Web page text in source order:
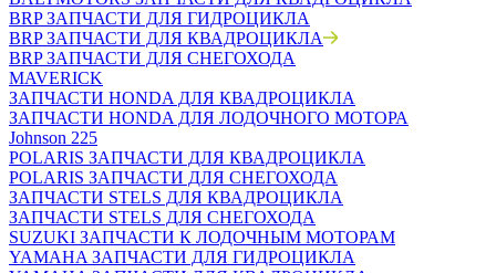
BRP ЗАПЧАСТИ ДЛЯ ГИДРОЦИКЛА
BRP ЗАПЧАСТИ ДЛЯ КВАДРОЦИКЛА
BRP ЗАПЧАСТИ ДЛЯ СНЕГОХОДА
MAVERICK
ЗАПЧАСТИ HONDA ДЛЯ КВАДРОЦИКЛА
ЗАПЧАСТИ HONDA ДЛЯ ЛОДОЧНОГО МОТОРА
Johnson 225
POLARIS ЗАПЧАСТИ ДЛЯ КВАДРОЦИКЛА
POLARIS ЗАПЧАСТИ ДЛЯ СНЕГОХОДА
ЗАПЧАСТИ STELS ДЛЯ КВАДРОЦИКЛА
ЗАПЧАСТИ STELS ДЛЯ СНЕГОХОДА
SUZUKI ЗАПЧАСТИ К ЛОДОЧНЫМ МОТОРАМ
YAMAHA ЗАПЧАСТИ ДЛЯ ГИДРОЦИКЛА